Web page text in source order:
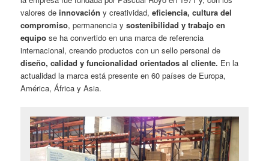
valores deinnovación y creatividad,eficiencia, cultura del
compromiso, permanencia ysostenibilidad y trabajo en
equipo se ha convertido en una marca de referencia
internacional, creando productos con un sello personal de
diseño, calidad y funcionalidad orientados al cliente. En la
actualidad la marca está presente en 60 países de Europa,
América, África y Asia.